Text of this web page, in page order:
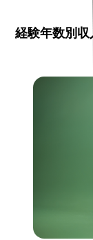
経験年数別収